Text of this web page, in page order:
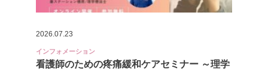
2026.07.23
インフォメーション
看護師のための疼痛緩和ケアセミナー ～理学